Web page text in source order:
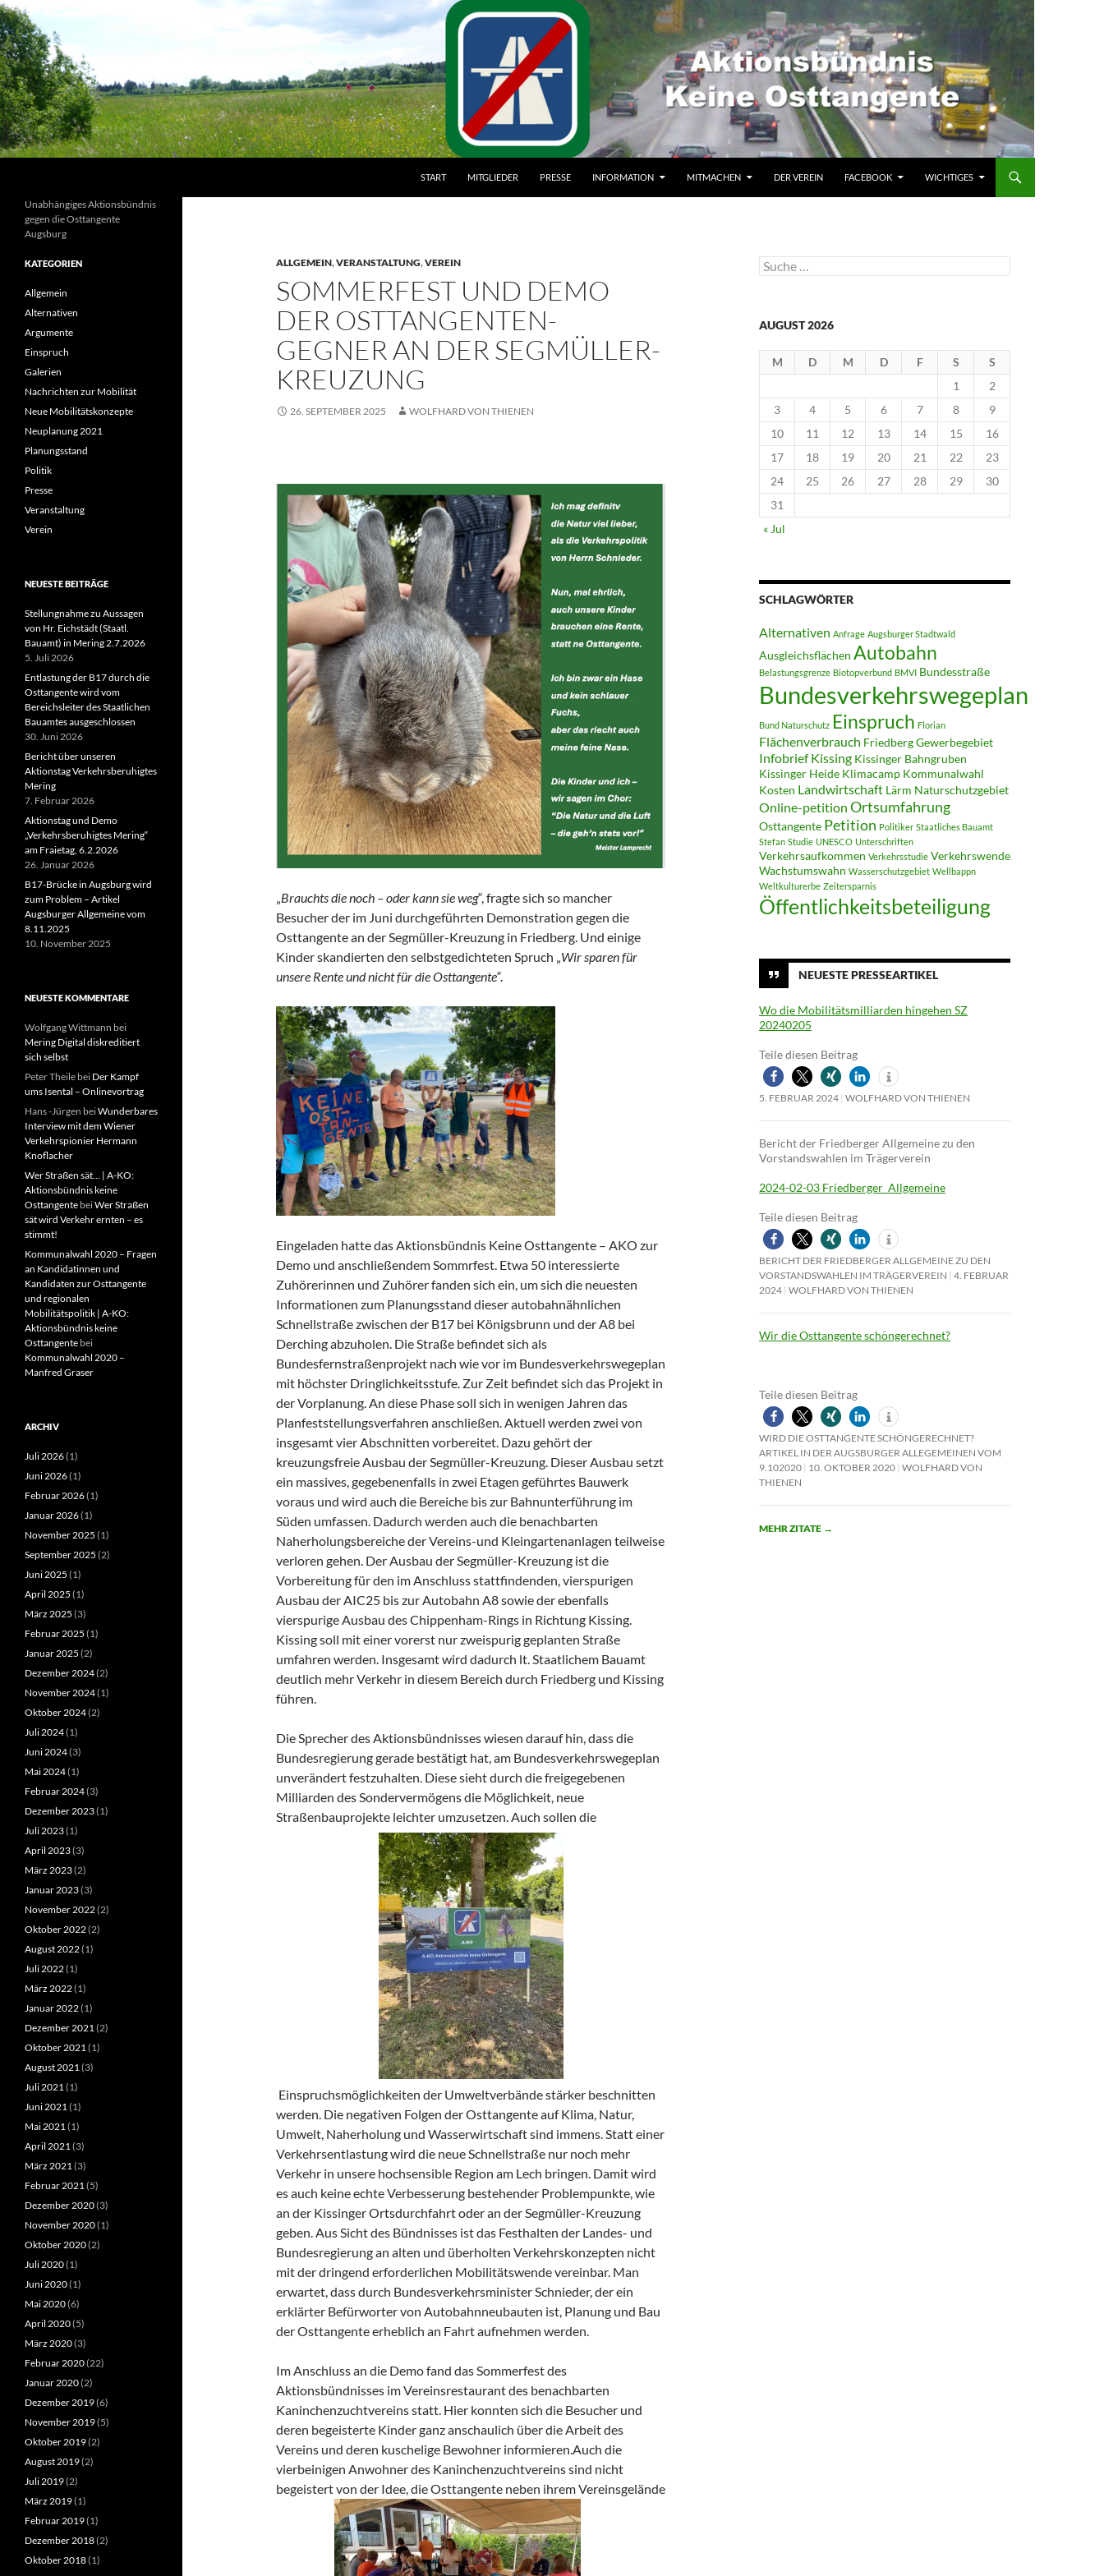
START
MITGLIEDER PRESSE INFORMATION MITMACHEN DER VEREIN FACEBOOK WICHTIGES
ALLGEMEIN,VERANSTALTUNG,VEREIN
SOMMERFEST UND DEMO
DER OSTTANGENTEN-
GEGNER AN DER SEGMÜLLER-
KREUZUNG
26. SEPTEMBER 2025 WOLFHARD VON THIENEN
„Brauchts die noch – oder kann sie weg“, fragte sich so mancher
Besucher der im Juni durchgeführten Demonstration gegen die
Osttangente an der Segmüller-Kreuzung in Friedberg. Und einige
Kinder skandierten den selbstgedichteten Spruch „Wir sparen für
unsere Rente und nicht für die Osttangente“.
Eingeladen hatte das Aktionsbündnis Keine Osttangente – AKO zur
Demo und anschließendem Sommrfest. Etwa 50 interessierte
Zuhörerinnen und Zuhörer fanden sich ein, um sich die neuesten
Informationen zum Planungsstand dieser autobahnähnlichen
Schnellstraße zwischen der B17 bei Königsbrunn und der A8 bei
Derching abzuholen. Die Straße befindet sich als
Bundesfernstraßenprojekt nach wie vor im Bundesverkehrswegeplan
mit höchster Dringlichkeitsstufe. Zur Zeit befindet sich das Projekt in
der Vorplanung. An diese Phase soll sich in wenigen Jahren das
Planfeststellungsverfahren anschließen. Aktuell werden zwei von
insgesamt vier Abschnitten vorbereitet. Dazu gehört der
kreuzungsfreie Ausbau der Segmüller-Kreuzung. Dieser Ausbau setzt
ein massives, gegebenenfalls in zwei Etagen geführtes Bauwerk
voraus und wird auch die Bereiche bis zur Bahnunterführung im
Süden umfassen. Dadurch werden auch die benachbarten
Naherholungsbereiche der Vereins-und Kleingartenanlagen teilweise
verloren gehen. Der Ausbau der Segmüller-Kreuzung ist die
Vorbereitung für den im Anschluss stattfindenden, vierspurigen
Ausbau der AIC25 bis zur Autobahn A8 sowie der ebenfalls
vierspurige Ausbau des Chippenham-Rings in Richtung Kissing.
Kissing soll mit einer vorerst nur zweispurig geplanten Straße
umfahren werden. Insgesamt wird dadurch lt. Staatlichem Bauamt
deutlich mehr Verkehr in diesem Bereich durch Friedberg und Kissing
führen.
Die Sprecher des Aktionsbündnisses wiesen darauf hin, dass die
Bundesregierung gerade bestätigt hat, am Bundesverkehrswegeplan
unverändert festzuhalten. Diese sieht durch die freigegebenen
Milliarden des Sondervermögens die Möglichkeit, neue
Straßenbauprojekte leichter umzusetzen. Auch sollen die
Einspruchsmöglichkeiten der Umweltverbände stärker beschnitten
werden. Die negativen Folgen der Osttangente auf Klima, Natur,
Umwelt, Naherholung und Wasserwirtschaft sind immens. Statt einer
Verkehrsentlastung wird die neue Schnellstraße nur noch mehr
Verkehr in unsere hochsensible Region am Lech bringen. Damit wird
es auch keine echte Verbesserung bestehender Problempunkte, wie
an der Kissinger Ortsdurchfahrt oder an der Segmüller-Kreuzung
geben. Aus Sicht des Bündnisses ist das Festhalten der Landes- und
Bundesregierung an alten und überholten Verkehrskonzepten nicht
mit der dringend erforderlichen Mobilitätswende vereinbar. Man
erwartet, dass durch Bundesverkehrsminister Schnieder, der ein
erklärter Befürworter von Autobahnneubauten ist, Planung und Bau
der Osttangente erheblich an Fahrt aufnehmen werden.
Im Anschluss an die Demo fand das Sommerfest des
Aktionsbündnisses im Vereinsrestaurant des benachbarten
Kaninchenzuchtvereins statt. Hier konnten sich die Besucher und
deren begeisterte Kinder ganz anschaulich über die Arbeit des
Vereins und deren kuschelige Bewohner informieren.Auch die
vierbeinigen Anwohner des Kaninchenzuchtvereins sind nicht
begeistert von der Idee, die Osttangente neben ihrem Vereinsgelände
Suche
nach:
AUGUST 2026
M D M D F S
S
1
2
3
4 5 6 7 8
9
10
11 12 13 14 15
16
17
18 19 20 21 22
23
24
25 26 27 28 29
30
31
« Jul
SCHLAGWÖRTER
Alternativen Anfrage Augsburger Stadtwald
Ausgleichsflächen Autobahn
Belastungsgrenze Biotopverbund BMVI Bundesstraße
Bundesverkehrswegeplan
Bund Naturschutz Einspruch Florian
Flächenverbrauch FriedbergGewerbegebiet
Infobrief Kissing Kissinger Bahngruben
Kissinger Heide Klimacamp Kommunalwahl
Kosten Landwirtschaft Lärm Naturschutzgebiet
Online-petition Ortsumfahrung
Osttangente Petition Politiker Staatliches Bauamt
Stefan Studie UNESCO Unterschriften
Verkehrsaufkommen Verkehrsstudie Verkehrswende
Wachstumswahn Wasserschutzgebiet Wellbappn
Weltkulturerbe Zeitersparnis
Öffentlichkeitsbeteiligung
NEUESTE PRESSEARTIKEL
Wo die Mobilitätsmilliarden hingehen SZ
20240205
Teile diesen Beitrag
5. FEBRUAR 2024 WOLFHARD VON THIENEN
Bericht der Friedberger Allgemeine zu den
Vorstandswahlen im Trägerverein
2024-02-03 Friedberger_Allgemeine
Teile diesen Beitrag
BERICHT DER FRIEDBERGER ALLGEMEINE ZU DEN
VORSTANDSWAHLEN IM TRÄGERVEREIN 4. FEBRUAR
2024 WOLFHARD VON THIENEN
Wir die Osttangente schöngerechnet?
Teile diesen Beitrag
WIRD DIE OSTTANGENTE SCHÖNGERECHNET?
ARTIKEL IN DER AUGSBURGER ALLEGEMEINEN VOM
9.102020 10. OKTOBER 2020 WOLFHARD VON
THIENEN
MEHR ZITATE →
Unabhängiges Aktionsbündnis
gegen die Osttangente
Augsburg
KATEGORIEN
Allgemein
Alternativen
Argumente
Einspruch
Galerien
Nachrichten zur Mobilität
Neue Mobilitätskonzepte
Neuplanung 2021
Planungsstand
Politik
Presse
Veranstaltung
Verein
NEUESTE BEITRÄGE
Stellungnahme zu Aussagen
von Hr. Eichstädt (Staatl.
Bauamt) in Mering 2.7.2026
5. Juli 2026
Entlastung der B17 durch die
Osttangente wird vom
Bereichsleiter des Staatlichen
Bauamtes ausgeschlossen
30. Juni 2026
Bericht über unseren
Aktionstag Verkehrsberuhigtes
Mering
7. Februar 2026
Aktionstag und Demo
„Verkehrsberuhigtes Mering“
am Fraietag, 6.2.2026
26. Januar 2026
B17-Brücke in Augsburg wird
zum Problem – Artikel
Augsburger Allgemeine vom
8.11.2025
10. November 2025
NEUESTE KOMMENTARE
Wolfgang Wittmann bei
Mering Digital diskreditiert
sich selbst
Peter Theile bei Der Kampf
ums Isental – Onlinevortrag
Hans -Jürgen beiWunderbares
Interview mit dem Wiener
Verkehrspionier Hermann
Knoflacher
Wer Straßen sät… | A-KO:
Aktionsbündnis keine
Osttangente beiWer Straßen
sät wird Verkehr ernten – es
stimmt!
Kommunalwahl 2020 – Fragen
an Kandidatinnen und
Kandidaten zur Osttangente
und regionalen
Mobilitätspolitik | A-KO:
Aktionsbündnis keine
Osttangente bei
Kommunalwahl 2020 –
Manfred Graser
ARCHIV
Juli 2026(1)
Juni 2026(1)
Februar 2026(1)
Januar 2026(1)
November 2025 (1)
September 2025 (2)
Juni 2025 (1)
April 2025 (1)
März 2025 (3)
Februar 2025 (1)
Januar 2025 (2)
Dezember 2024(2)
November 2024(1)
Oktober 2024(2)
Juli 2024(1)
Juni 2024(3)
Mai 2024(1)
Februar 2024(3)
Dezember 2023(1)
Juli 2023(1)
April 2023(3)
März 2023(2)
Januar 2023(3)
November 2022(2)
Oktober 2022(2)
August 2022(1)
Juli 2022(1)
März 2022(1)
Januar 2022(1)
Dezember 2021(2)
Oktober 2021(1)
August 2021(3)
Juli 2021(1)
Juni 2021(1)
Mai 2021(1)
April 2021(3)
März 2021(3)
Februar 2021(5)
Dezember 2020(3)
November 2020(1)
Oktober 2020(2)
Juli 2020(1)
Juni 2020(1)
Mai 2020(6)
April 2020(5)
März 2020(3)
Februar 2020(22)
Januar 2020(2)
Dezember 2019(6)
November 2019(5)
Oktober 2019(2)
August 2019(2)
Juli 2019(2)
März 2019(1)
Februar 2019(1)
Dezember 2018(2)
Oktober 2018(1)